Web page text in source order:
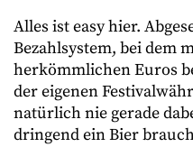
Alles ist easy hier.
Bezahlsystem, bei dem
herkömmlichen Euros
der eigenen
natürlich nie gerade
dringend ein Bier